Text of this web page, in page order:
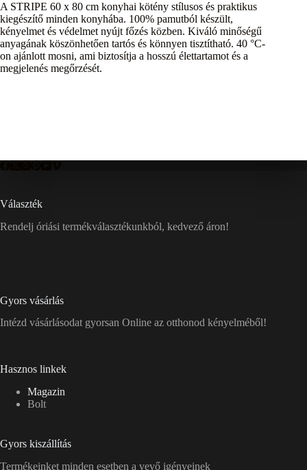
A STRIPE 60 x 80 cm konyhai kötény stílusos és praktikus
kiegészítő minden konyhába. 100% pamutból készült,
kényelmet és védelmet nyújt főzés közben. Kiváló minőségű
anyagának köszönhetően tartós és könnyen tisztítható. 40 °C-
on ajánlott mosni, ami biztosítja a hosszú élettartamot és a
megjelenés megőrzését.
Választék
Rendelj óriási termékválasztékunkból, kedvező áron!
Gyors vásárlás
Intézd vásárlásodat gyorsan Online az otthonod kényelméből!
Hasznos linkek
Magazin
Bolt
Gyors kiszállítás
Termékeinket minden esetben a vevő igényeinek